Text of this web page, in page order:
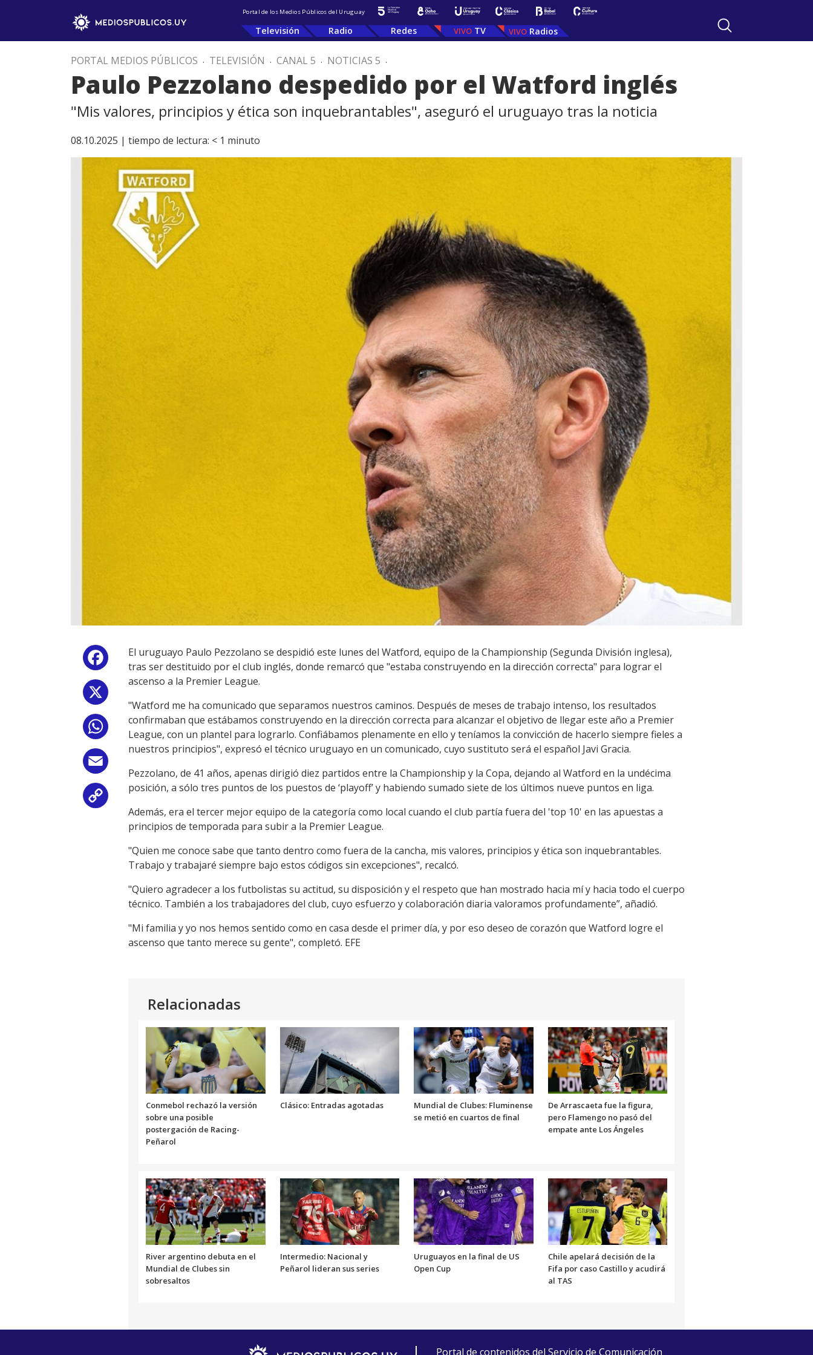
Portal de los Medios Públicos del Uruguay
Televisión Radio Redes TV Radios
PORTAL MEDIOS PÚBLICOS . TELEVISIÓN . CANAL 5 . NOTICIAS 5 .
Paulo Pezzolano despedido por el Watford inglés
"Mis valores, principios y ética son inquebrantables", aseguró el uruguayo tras la noticia
08.10.2025 | tiempo de lectura: < 1 minuto
Facebook
WhatsApp
Copy
Link
El uruguayo Paulo Pezzolano se despidió este lunes del Watford, equipo de la Championship (Segunda División inglesa),
tras ser destituido por el club inglés, donde remarcó que "estaba construyendo en la dirección correcta" para lograr el
ascenso a la Premier League.
"Watford me ha comunicado que separamos nuestros caminos. Después de meses de trabajo intenso, los resultados
confirmaban que estábamos construyendo en la dirección correcta para alcanzar el objetivo de llegar este año a Premier
League, con un plantel para lograrlo. Confiábamos plenamente en ello y teníamos la convicción de hacerlo siempre fieles a
nuestros principios", expresó el técnico uruguayo en un comunicado, cuyo sustituto será el español Javi Gracia.
Pezzolano, de 41 años, apenas dirigió diez partidos entre la Championship y la Copa, dejando al Watford en la undécima
posición, a sólo tres puntos de los puestos de ‘playoff’ y habiendo sumado siete de los últimos nueve puntos en liga.
Además, era el tercer mejor equipo de la categoría como local cuando el club partía fuera del 'top 10' en las apuestas a
principios de temporada para subir a la Premier League.
"Quien me conoce sabe que tanto dentro como fuera de la cancha, mis valores, principios y ética son inquebrantables.
Trabajo y trabajaré siempre bajo estos códigos sin excepciones", recalcó.
"Quiero agradecer a los futbolistas su actitud, su disposición y el respeto que han mostrado hacia mí y hacia todo el cuerpo
técnico. También a los trabajadores del club, cuyo esfuerzo y colaboración diaria valoramos profundamente”, añadió.
"Mi familia y yo nos hemos sentido como en casa desde el primer día, y por eso deseo de corazón que Watford logre el
ascenso que tanto merece su gente", completó. EFE
Relacionadas
Conmebol rechazó la versión
sobre una posible
postergación de Racing-
Peñarol
Clásico: Entradas agotadas
Mundial de Clubes: Fluminense
se metió en cuartos de final
De Arrascaeta fue la figura,
pero Flamengo no pasó del
empate ante Los Ángeles
River argentino debuta en el
Mundial de Clubes sin
sobresaltos
Intermedio: Nacional y
Peñarol lideran sus series
Uruguayos en la final de US
Open Cup
Chile apelará decisión de la
Fifa por caso Castillo y acudirá
al TAS
Portal de contenidos del Servicio de Comunicación